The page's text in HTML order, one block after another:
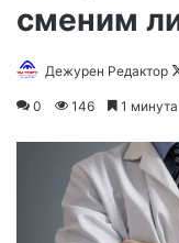
сменим
Дежурен Редактор
0 146 1 минута